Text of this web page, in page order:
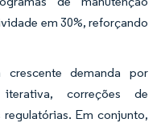
em 30%, reforçando
demanda por
correções de
Em conjunto,